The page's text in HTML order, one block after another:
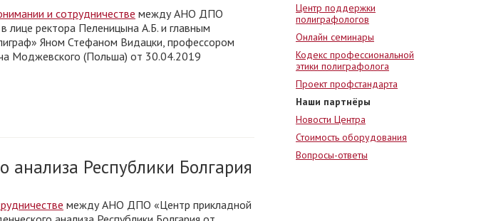
Центр поддержки
полиграфологов
Онлайн семинары
Кодекс профессиональной
этики полиграфолога
Проект профстандарта
Наши партнёры
Новости Центра
Стоимость оборудования
Вопросы-ответы
и сотрудничестве между АНО ДПО
лице ректора Пеленицына А.Б. и главным
Яном Стефаном Видацки, профессором
Моджевского (Польша) от 30.04.2019
анализа Республики Болгария
между АНО ДПО «Центр прикладной